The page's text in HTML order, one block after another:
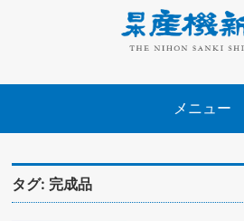
メニュー
タグ: 完成品